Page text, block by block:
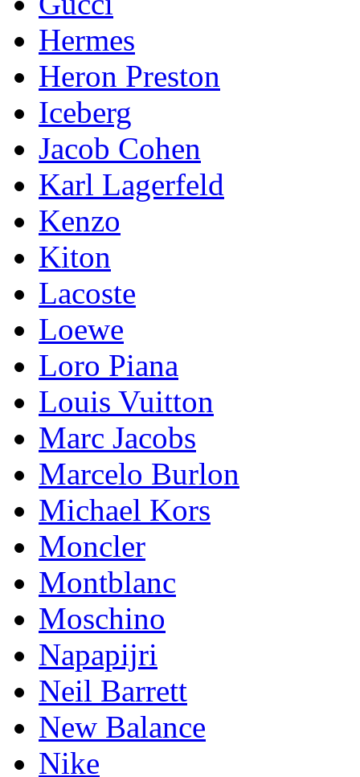
Hermes
Heron Preston
Iceberg
Jacob Cohen
Karl Lagerfeld
Kenzo
Kiton
Lacoste
Loewe
Loro Piana
Lоuis Vuittоn
Marc Jacobs
Marcelo Burlon
Michael Kors
Mоnсlеr
Montblanc
Moschino
Napapijri
Neil Barrett
New Balance
Nike